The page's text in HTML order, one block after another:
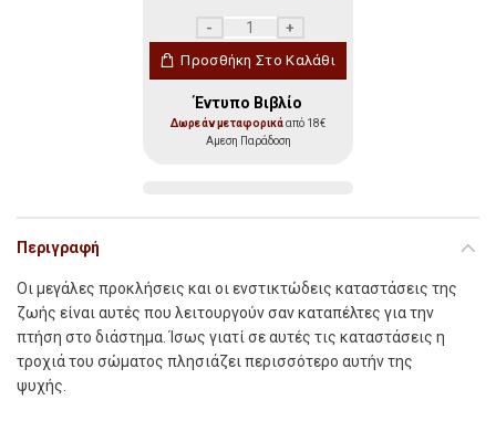
Προσθήκη Στο Καλάθι
Έντυπο Βιβλίο
Δωρεάν μεταφορικάαπό 18€
Αμεση Παράδοση
Περιγραφή
Οι μεγάλες προκλήσεις και οι ενστικτώδεις καταστάσεις της
ζωής είναι αυτές που λειτουργούν σαν καταπέλτες για την
πτήση στο διάστημα. Ίσως γιατί σε αυτές τις καταστάσεις η
τροχιά του σώματος πλησιάζει περισσότερο αυτήν της
ψυχής.